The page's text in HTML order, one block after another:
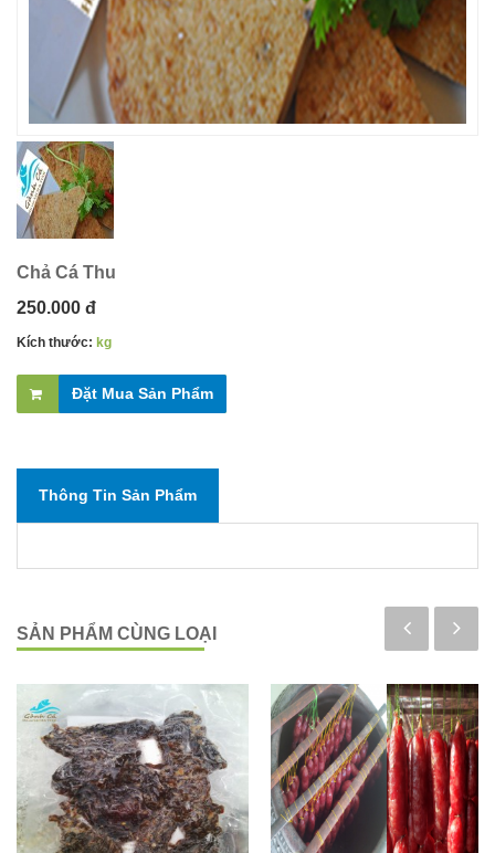
Chả Cá Thu
250.000 đ
Kích thước: kg
Đặt Mua Sản Phẩm
Thông Tin Sản Phẩm
SẢN PHẨM CÙNG LOẠI